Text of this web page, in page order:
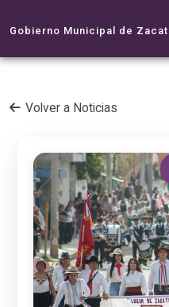
Gobierno Municipal de
Volver a Noticias